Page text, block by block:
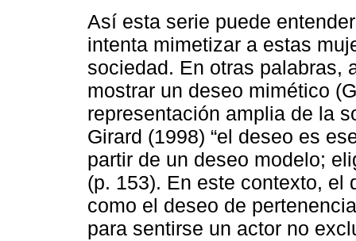
Así esta serie puede
intenta mimetizar a estas
sociedad. En otras palabras,
mostrar un deseo mimético
representación amplia de la
Girard (1998) “el deseo es
partir de un deseo modelo;
(p. 153). En este contexto, el
como el deseo de
para sentirse un actor no